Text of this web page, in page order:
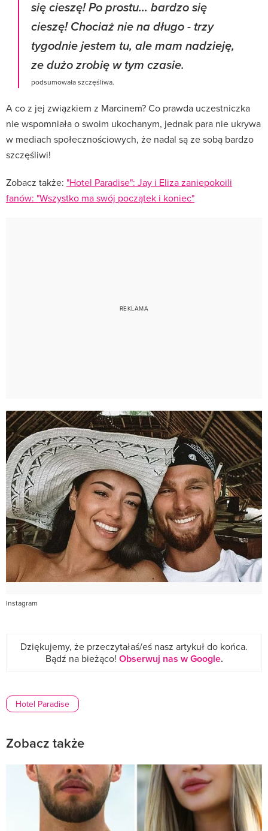
się cieszę! Po prostu... bardzo się
cieszę! Chociaż nie na długo - trzy
tygodnie jestem tu, ale mam nadzieję,
ze dużo zrobię w tym czasie.
podsumowała szczęśliwa.
A co z jej związkiem z Marcinem? Co prawda uczestniczka
nie wspomniała o swoim ukochanym, jednak para nie ukrywa
w mediach społecznościowych, że nadal są ze sobą bardzo
szczęśliwi!
Zobacz także: "Hotel Paradise": Jay i Eliza zaniepokoili
fanów: "Wszystko ma swój początek i koniec"
Instagram
Dziękujemy, że przeczytałaś/eś nasz artykuł do końca.
Bądź na bieżąco! Obserwuj nas w Google.
Hotel Paradise
Zobacz także